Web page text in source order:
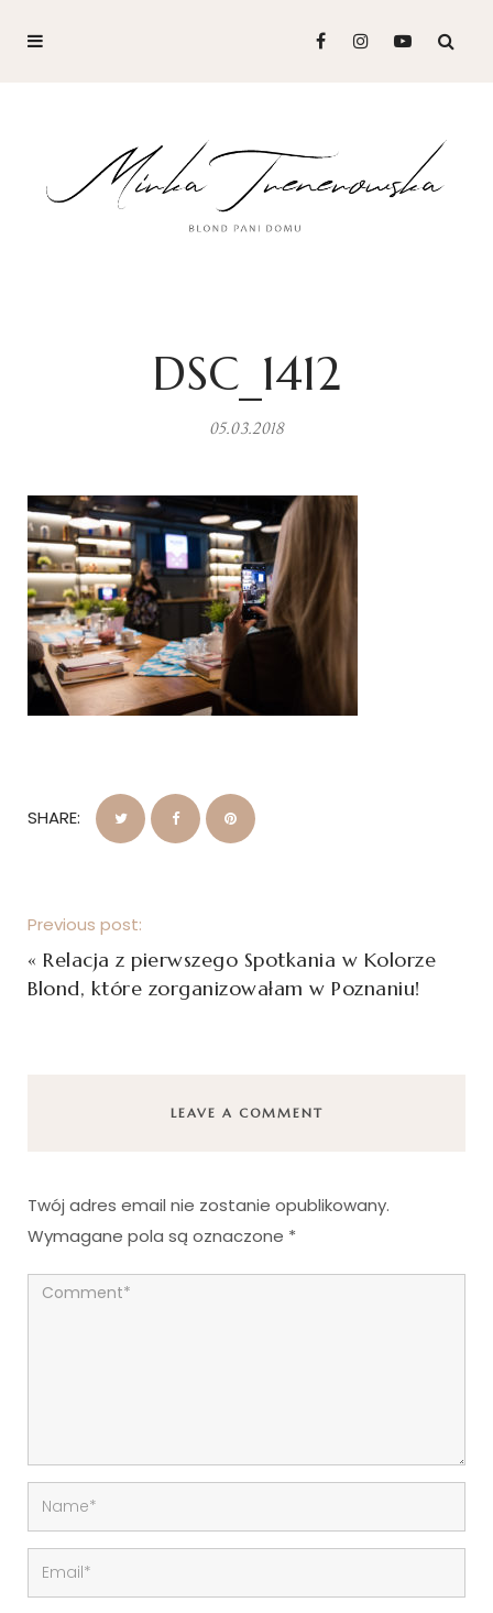
DSC_1412
05.03.2018
SHARE:
Previous post:
« Relacja z pierwszego Spotkania w Kolorze
Blond, które zorganizowałam w Poznaniu!
LEAVE A COMMENT
Twój adres email nie zostanie opublikowany.
Wymagane pola są oznaczone *